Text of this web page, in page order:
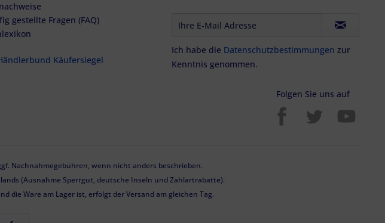
gestellte Fragen (FAQ)
Ich habe die Datenschutzbestimmungen zur
Kenntnis genommen.
Folgen Sie uns auf
Nachnahmegebühren, wenn nicht anders beschrieben.
(Ausnahme Sperrgut, deutsche Inseln und Zahlartrabatte).
die Ware am Lager ist, erfolgt der Versand am gleichen Tag.